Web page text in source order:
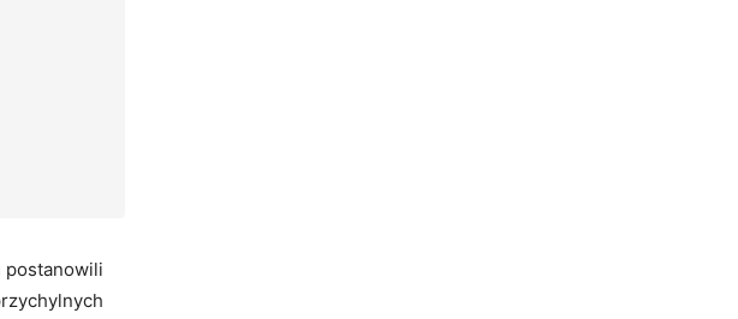
postanowili